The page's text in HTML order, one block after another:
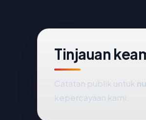
Tinjauan
Catatan publik untuk
kepercayaan kami.